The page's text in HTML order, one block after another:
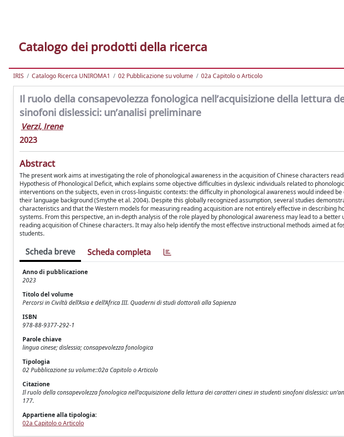
Catalogo dei prodotti della ricerca
IRIS Catalogo Ricerca UNIROMA1 02 Pubblicazione su volume 02a Capitolo o Articolo
Il ruolo della consapevolezza fonologica nell’acquisizione della lettura
sinofoni dislessici: un’analisi preliminare
Verzi, Irene
2023
Abstract
The present work aims at investigating the role of phonological awareness in the acquisition of Chinese characters
Hypothesis of Phonological Deficit, which explains some objective difficulties in dyslexic individuals related to
interventions on the subjects, even in cross-linguistic contexts: the difficulty in phonological awareness would indeed
their language background (Smythe et al. 2004). Despite this globally recognized assumption, several studies
characteristics and that the Western models for measuring reading acquisition are not entirely effective in describing
systems. From this perspective, an in-depth analysis of the role played by phonological awareness may lead to a
reading acquisition of Chinese characters. It may also help identify the most effective instructional methods aimed at
students.
Scheda breve Scheda completa
Anno di pubblicazione
2023
Titolo del volume
Percorsi in Civiltà dell’Asia e dell’Africa III. Quaderni di studi dottorali alla Sapienza
ISBN
978-88-9377-292-1
Parole chiave
lingua cinese; dislessia; consapevolezza fonologica
Tipologia
02 Pubblicazione su volume::02a Capitolo o Articolo
Citazione
Il ruolo della consapevolezza fonologica nell’acquisizione della lettura dei caratteri cinesi in studenti sinofoni dislessici:
177.
Appartiene alla tipologia:
02a Capitolo o Articolo